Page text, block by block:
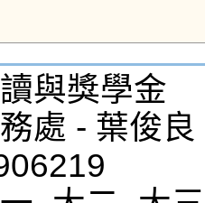
與獎學金
處 - 葉俊